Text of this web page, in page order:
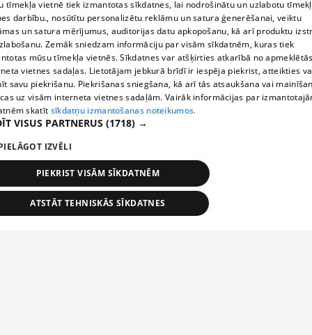
tīmekļa vietnē tiek izmantotas sīkdatnes, lai nodrošinātu un uzlabotu
darbību., nosūtītu personalizētu reklāmu un satura ģenerēšanai, veiktu
un satura mērījumus, auditorijas datu apkopošanu, kā arī produktu
Zemāk sniedzam informāciju par visām sīkdatnēm, kuras tiek
mūsu tīmekļa vietnēs. Sīkdatnes var atšķirties atkarībā no
vietnes sadaļas. Lietotājam jebkurā brīdī ir iespēja piekrist, atteikties
savu piekrišanu. Piekrišanas sniegšana, kā arī tās atsaukšana vai
uz visām interneta vietnes sadaļām. Vairāk informācijas par
skatīt sīkdatņu izmantošanas noteikumos.
VISUS PARTNERUS (1718) →
IZVĒLI
PIEKRIST VISĀM SĪKDATNĒM
ATSTĀT TEHNISKĀS SĪKDATNES